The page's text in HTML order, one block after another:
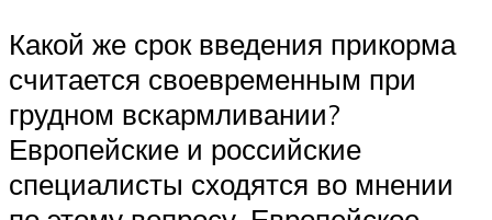
Какой же срок введения прикорма
считается своевременным при
грудном вскармливании?
Европейские и российские
специалисты сходятся во мнении